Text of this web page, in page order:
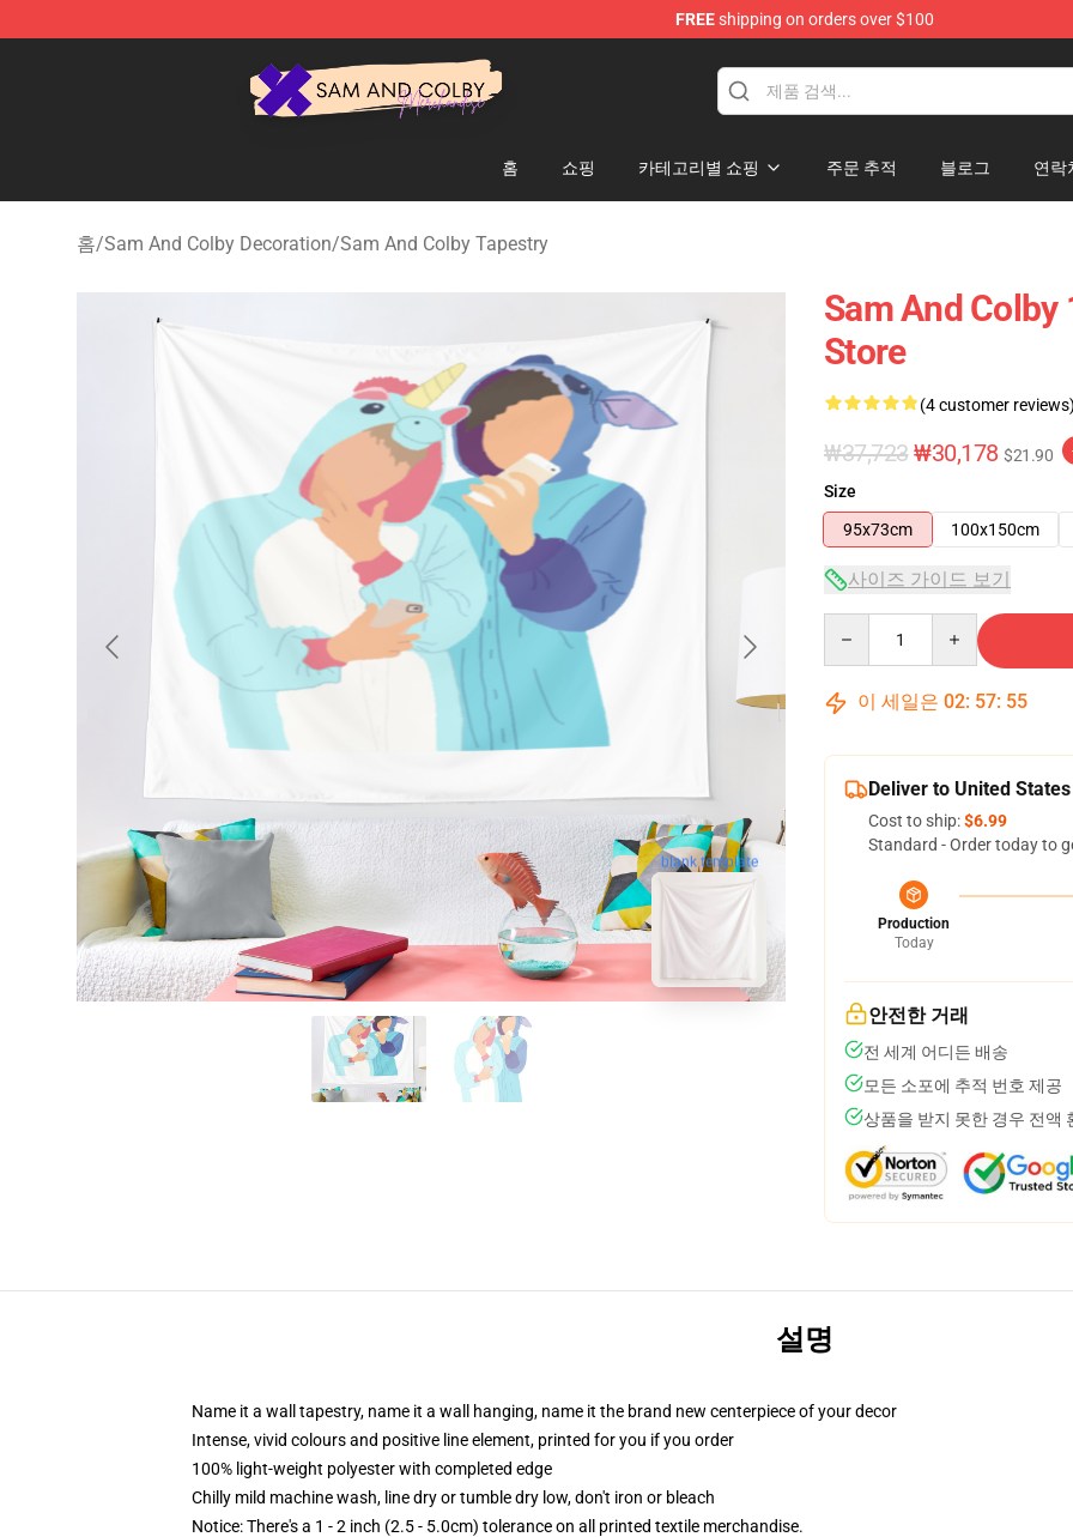
FREEshipping on orders over $100
Sam And Colby Shop - Official Sam And Colby Merchandise Store
홈 쇼핑 카테고리별 쇼핑 주문 추적 블로그 연락
홈/Sam And Colby Decoration/Sam And Colby Tapestry
blank template
Sam And
Store
(4 customer
₩37,723 ₩30,178 $21.90
Size
95x73cm
100x150cm
사이즈 가이드 보기
이 세일은 02: 57: 54
Deliver to United States
Cost to ship:$6.99
Standard - Order today to
Production
Today
안전한 거래
전 세계 어디든 배송
모든 소포에 추적 번호 제공
상품을 받지 못한 경우 전액
설명
Name it a wall tapestry, name it a wall hanging, name it the brand new centerpiece of your decor
Intense, vivid colours and positive line element, printed for you if you order
100% light-weight polyester with completed edge
Chilly mild machine wash, line dry or tumble dry low, don't iron or bleach
Notice: There's a 1 - 2 inch (2.5 - 5.0cm) tolerance on all printed textile merchandise.